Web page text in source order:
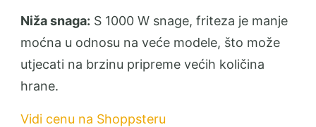
Niža snaga: S 1000 W snage, friteza je manje
moćna u odnosu na veće modele, što može
utjecati na brzinu pripreme većih količina
hrane.
Vidi cenu na Shoppsteru